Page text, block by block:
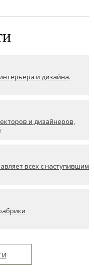
и дизайна.
и дизайнеров,
всех с наступившим